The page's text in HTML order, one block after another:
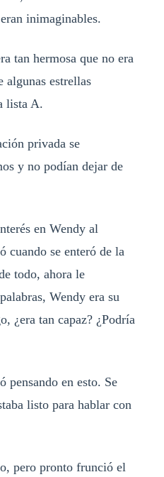
inimaginables.
tan hermosa que no era
algunas estrellas
lista A.
privada se
y no podían dejar de
en Wendy al
cuando se enteró de la
todo, ahora le
Wendy era su
¿era tan capaz? ¿Podría
pensando en esto. Se
listo para hablar con
pero pronto frunció el